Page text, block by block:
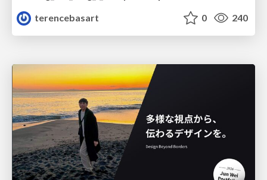
terencebasart
0 240